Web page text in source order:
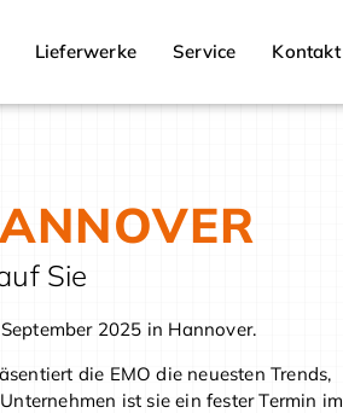
Lieferwerke Service Kontakt
Sie
2025 in Hannover.
die EMO die neuesten Trends,
ist sie ein fester Termin im